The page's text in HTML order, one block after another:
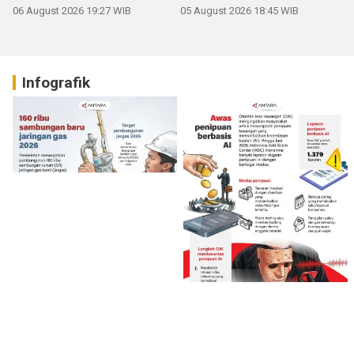
06 August 2026 19:27 WIB 05 August 2026 18:45 WIB
Infografik